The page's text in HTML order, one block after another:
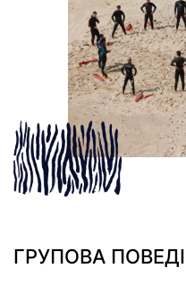
ГРУПОВА